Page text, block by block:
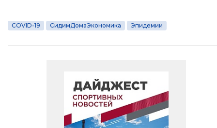
COVID-19 СидимДомаЭкономика Эпидемии